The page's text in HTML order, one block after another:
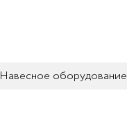
Навесное оборудование